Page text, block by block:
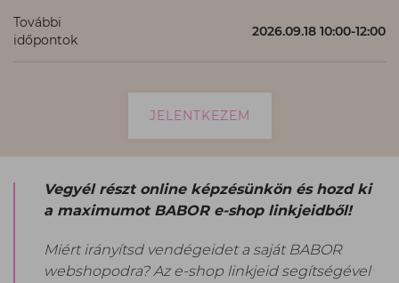
További
időpontok
2026.09.18 10:00-12:00
JELENTKEZEM
Vegyél részt online képzésünkön és hozd ki
a maximumot BABOR e-shop linkjeidből!
Miért irányítsd vendégeidet a saját BABOR
webshopodra? Az e-shop linkjeid segítségével